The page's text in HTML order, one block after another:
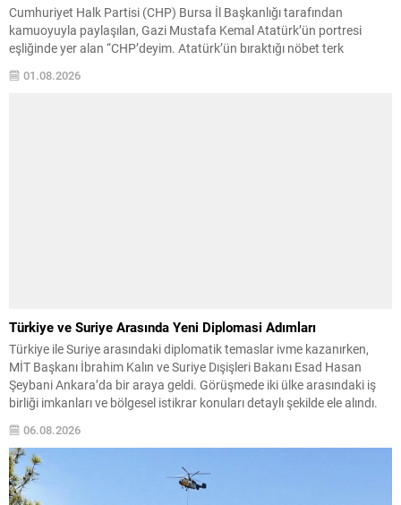
Cumhuriyet Halk Partisi (CHP) Bursa İl Başkanlığı tarafından
kamuoyuyla paylaşılan, Gazi Mustafa Kemal Atatürk’ün portresi
eşliğinde yer alan “CHP’deyim. Atatürk’ün bıraktığı nöbet terk
Türkiye’nin içinde bulunduğu siyasal atmosfer, Cumhuriyet değerleri
01.08.2026
Türkiye ve Suriye Arasında Yeni Diplomasi Adımları
Türkiye ile Suriye arasındaki diplomatik temaslar ivme kazanırken,
MİT Başkanı İbrahim Kalın ve Suriye Dışişleri Bakanı Esad Hasan
Şeybani Ankara’da bir araya geldi. Görüşmede iki ülke arasındaki iş
birliği imkanları ve bölgesel istikrar konuları detaylı şekilde ele alındı.
üzerinde mutabık kaldı; ayrıca Suriye-Lübnan ilişkilerine...
06.08.2026